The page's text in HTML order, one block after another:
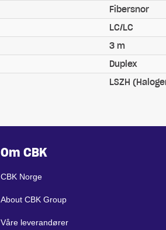
Fibersnor
LC/LC
3 m
Duplex
LSZH
Om CBK
CBK Norge
About CBK Group
Våre leverandører